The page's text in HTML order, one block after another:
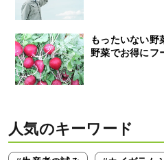
もったいない野
野菜でお得にフ
人気のキーワード